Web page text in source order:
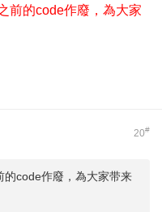
前的code作廢，為大家
20#
的code作廢，為大家带来